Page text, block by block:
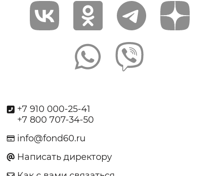
+7 910 000-25-41
+7 800 707-34-50
info@fond60.ru
Написать директору